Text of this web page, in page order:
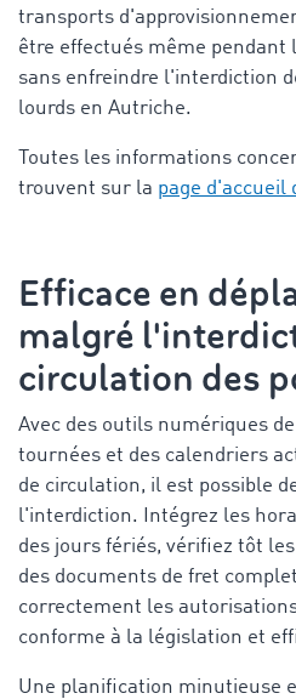
transports
être effectués même pendant
sans enfreindre l'interdiction
lourds en Autriche.
Toutes les informations
trouvent sur la page d'accueil
Efficace en
malgré
circulation des
Avec des outils numériques
tournées et des calendriers
de circulation, il est possible
l'interdiction. Intégrez les
des jours fériés, vérifiez tôt
des documents de fret
correctement les
conforme à la législation et
Une planification minutieuse